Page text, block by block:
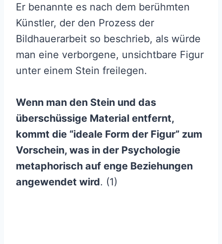
Er benannte es nach dem berühmten
Künstler, der den Prozess der
Bildhauerarbeit so beschrieb, als würde
man eine verborgene, unsichtbare Figur
unter einem Stein freilegen.
Wenn man den Stein und das
überschüssige Material entfernt,
kommt die “ideale Form der Figur” zum
Vorschein, was in der Psychologie
metaphorisch auf enge Beziehungen
angewendet wird. (1)